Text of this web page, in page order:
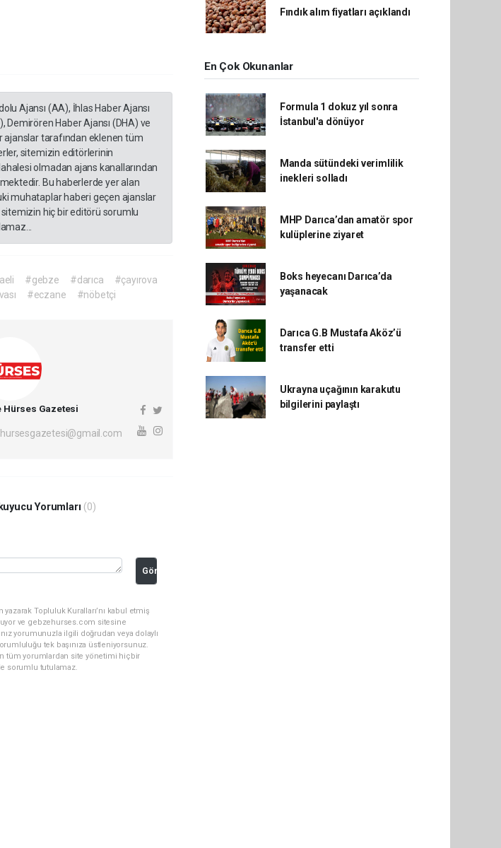
Ajansı (AA), İhlas Haber Ajansı
Demirören Haber Ajansı (DHA) ve
ajanslar tarafından eklenen tüm
sitemizin editörlerinin
olmadan ajans kanallarından
Bu haberlerde yer alan
muhataplar haberi geçen ajanslar
hiç bir editörü sorumlu
#gebze #darıca
#çayırova
#eczane #nöbetçi
Hürses Gazetesi
Yorumları (0)
Gönder
yazarak Topluluk Kuralları’nı kabul etmiş
ve gebzehurses.com sitesine
yorumunuzla ilgili doğrudan veya dolaylı
tek başınıza üstleniyorsunuz.
tüm yorumlardan site yönetimi hiçbir
sorumlu tutulamaz.
Fındık alım fiyatları açıklandı
En Çok Okunanlar
Formula 1 dokuz yıl sonra
İstanbul'a dönüyor
Manda sütündeki verimlilik
inekleri solladı
MHP Darıca’dan amatör spor
kulüplerine ziyaret
Boks heyecanı Darıca’da
yaşanacak
Darıca G.B Mustafa Aköz’ü
transfer etti
Ukrayna uçağının karakutu
bilgilerini paylaştı